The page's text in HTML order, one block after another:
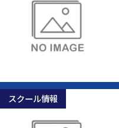
スクール情報